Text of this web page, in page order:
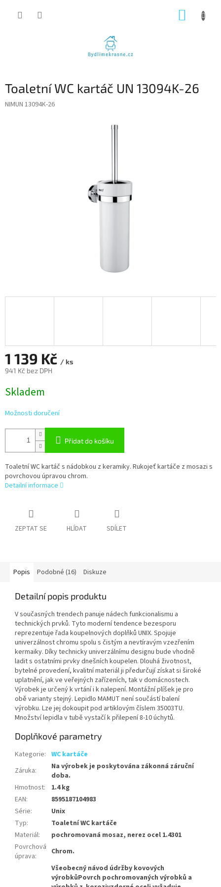
Toaletní WC kartáč UN 13094K-26
NIMUN 13094K-26
1 139 Kč / ks
941 Kč bez DPH
cena:
Skladem
Možnosti doručení
Přidat do košíku
Toaletní WC kartáč s nádobkou z keramiky. Rukojeť kartáče z mosazi s
povrchovou úpravou chrom.
Detailní informace
ZEPTAT SE HLÍDAT SDÍLET
Popis Podobné (16) Diskuze
Detailní popis produktu
V současných trendech panuje nádech funkcionalismu a
technických prvků. Tyto moderní tendence bezesporu
reprezentuje řada koupelnových doplňků UNIX. Spojuje
univerzálnost chromu spolu s čistým a nevtíravým vzezřením
kermaiky. Díky technicky univerzálnímu designu bude vhodně
ladit s ostatními prvky dnešních koupelen. Dlouhá životnost,
bytelné provedení, kvalitní materiál ji předurčují získat si široké
uplatnění, jak ve veřejných zařízeních, tak v domácnostech.
Výrobek je určený k vrtání i k nalepení. Montážní plíšek je pro
obě varianty stejný. Lepidlo MAMUT není součástí balení
výrobku. Lze jej dokoupit pod artiklovým číslem 35003TU.
Množství lepidla v tubě vystačí k přilepení 8-10 úchytů.
Doplňkové parametry
Kategorie: WC kartáče
Záruka:
Na výrobek je poskytována zákonná záruční
doba.
Hmotnost:
1.4 kg
EAN:
8595187104983
Série:
Unix
Typ:
Toaletní WC kartáče
Materiál:
pochromovaná mosaz, nerez ocel 1.4301
Povrchová
úprava:
Chrom.
Všeobecný návod údržby kovových
výrobkůPovrch pochromovaných výrobků a